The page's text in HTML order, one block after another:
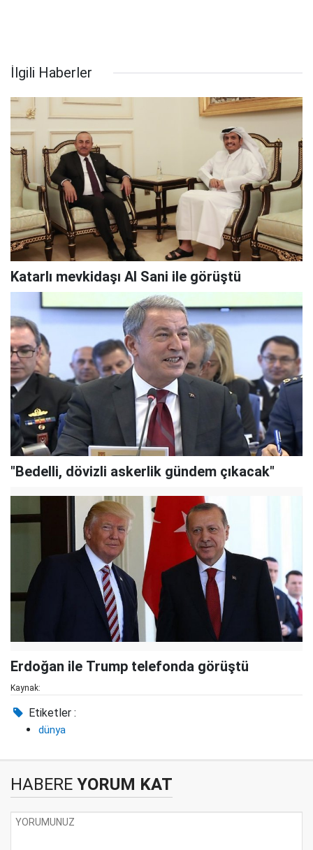
İlgili Haberler
Katarlı mevkidaşı Al Sani ile görüştü
"Bedelli, dövizli askerlik gündem çıkacak"
Erdoğan ile Trump telefonda görüştü
Kaynak:
Etiketler :
dünya
HABERE YORUM KAT